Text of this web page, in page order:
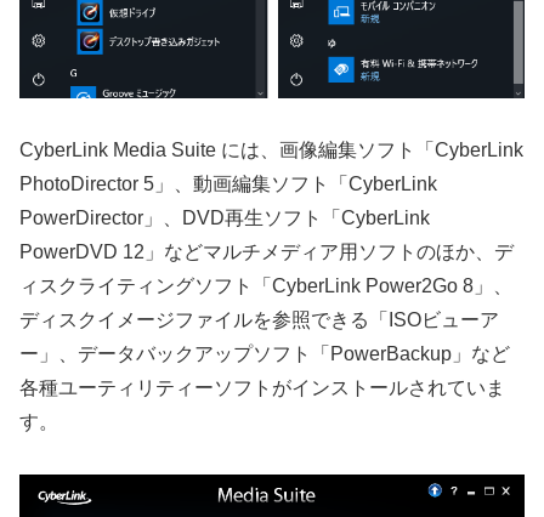
CyberLink Media Suite には、画像編集ソフト「CyberLink
PhotoDirector 5」、動画編集ソフト「CyberLink
PowerDirector」、DVD再生ソフト「CyberLink
PowerDVD 12」などマルチメディア用ソフトのほか、デ
ィスクライティングソフト「CyberLink Power2Go 8」、
ディスクイメージファイルを参照できる「ISOビューア
ー」、データバックアップソフト「PowerBackup」など
各種ユーティリティーソフトがインストールされていま
す。